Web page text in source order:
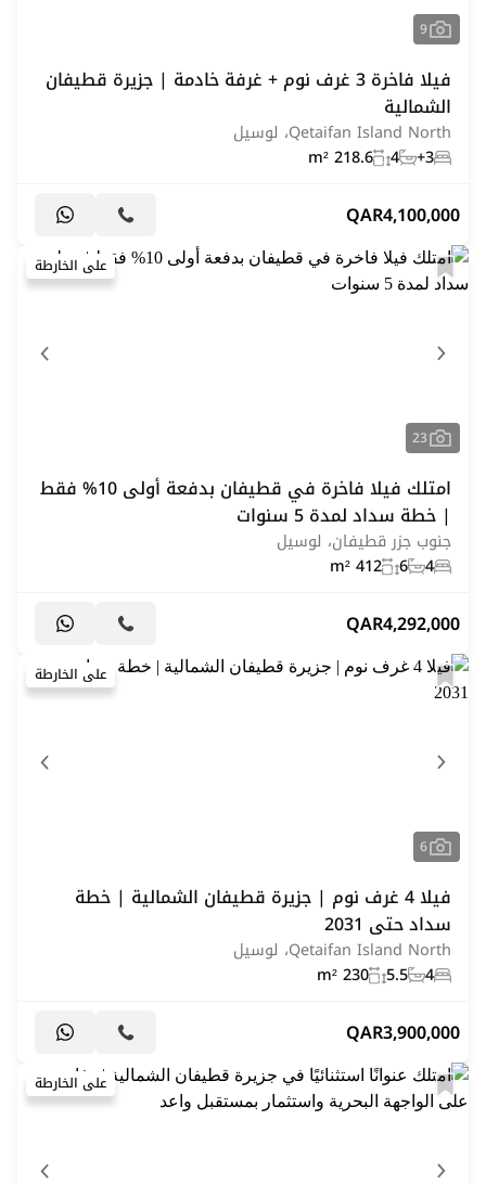
9
فيلا فاخرة 3 غرف نوم + غرفة خادمة | جزيرة قطيفان
الشمالية
Qetaifan Island North، لوسيل
3+
4
218.6 m²
4,100,000
QAR
على الخارطة
23
امتلك فيلا فاخرة في قطيفان بدفعة أولى 10% فقط
| خطة سداد لمدة 5 سنوات
جنوب جزر قطيفان، لوسيل
4
6
412 m²
4,292,000
QAR
على الخارطة
6
فيلا 4 غرف نوم | جزيرة قطيفان الشمالية | خطة
سداد حتى 2031
Qetaifan Island North، لوسيل
4
5.5
230 m²
3,900,000
QAR
على الخارطة